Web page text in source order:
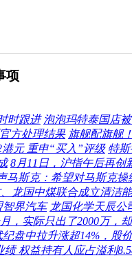
项
时跟进 泡泡玛特泰国店
方处理结果 旗舰配旗舰
元 重申“买入”评级 特
8月11日，沪指午后再创
马斯克：希望对马斯克
龙国中煤联合成立清洁
智界汽车 龙国化学天辰公
，实际只出了2000万，
纪盘中拉升涨超14%，股
绩 权益持有人应占溢利